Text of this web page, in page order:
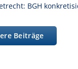
BGH
Beiträge